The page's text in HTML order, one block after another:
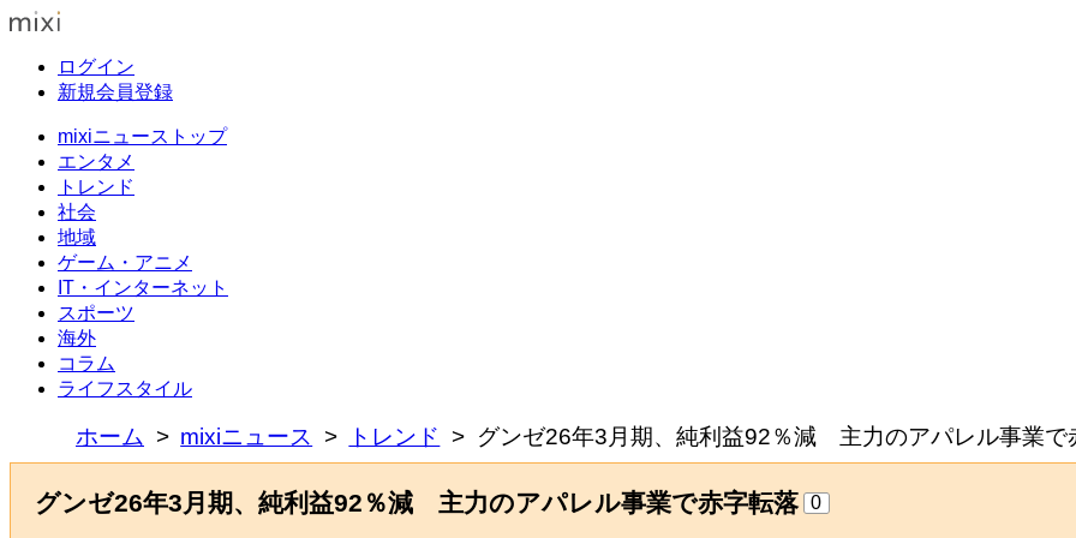
ログイン
新規会員登録
mixiニューストップ
エンタメ
トレンド
社会
地域
ゲーム・アニメ
IT・インターネット
スポーツ
海外
コラム
ライフスタイル
ホーム mixiニュース トレンド グンゼ26年3月期、純利益92％減 主力のアパレル事業で
グンゼ26年3月期、純利益92％減 主力のアパレル事業で赤字転落 0